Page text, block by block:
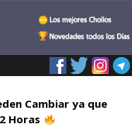
Cambiar ya que
Horas